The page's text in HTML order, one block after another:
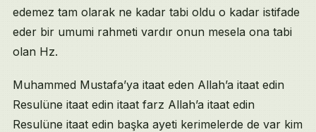
edemez tam olarak ne kadar tabi oldu o kadar istifade
eder bir umumi rahmeti vardır onun mesela ona tabi
olan Hz.
Muhammed Mustafa’ya itaat eden Allah’a itaat edin
Resulüne itaat edin itaat farz Allah’a itaat edin
Resulüne itaat edin başka ayeti kerimelerde de var kim